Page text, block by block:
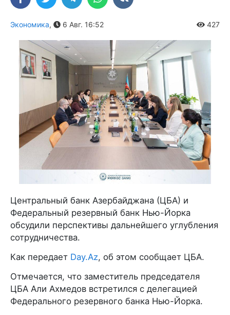
Экономика, 6 Авг. 16:52 427
Центральный банк Азербайджана (ЦБА) и
Федеральный резервный банк Нью-Йорка
обсудили перспективы дальнейшего углубления
сотрудничества.
Как передает Day.Az, об этом сообщает ЦБА.
Отмечается, что заместитель председателя
ЦБА Али Ахмедов встретился с делегацией
Федерального резервного банка Нью-Йорка.